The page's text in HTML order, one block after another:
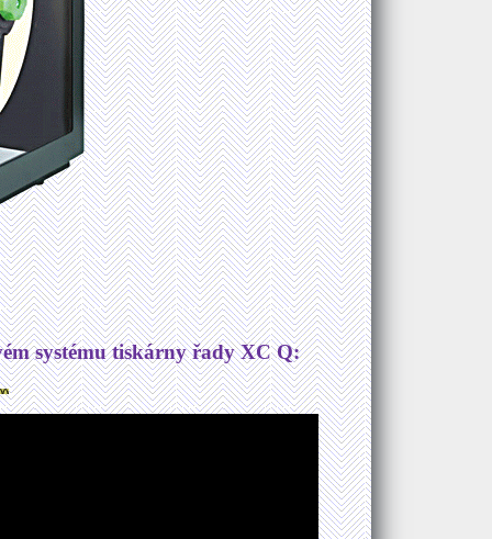
systému tiskárny řady XC Q: